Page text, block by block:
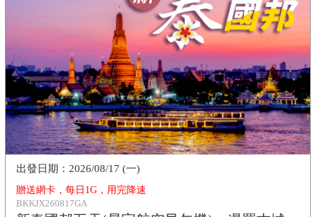
贈送網卡，每日1G，用完降速
BKKJX260817GA
2026/08/17 (一)